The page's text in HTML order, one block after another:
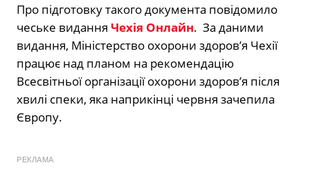
Про підготовку такого документа повідомило
чеське видання Чехія Онлайн. За даними
видання, Міністерство охорони здоров’я Чехії
працює над планом на рекомендацію
Всесвітньої організації охорони здоров’я після
хвилі спеки, яка наприкінці червня зачепила
Європу.
РЕКЛАМА